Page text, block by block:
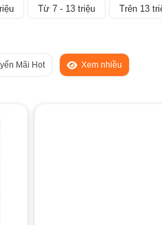
Từ 7 - 13 triệu Trên 13
Mãi Hot Xem nhiều